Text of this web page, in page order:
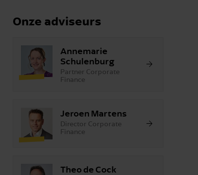
Onze adviseurs
Annemarie
Schulenburg
Partner Corporate
Finance
Jeroen Martens
Director Corporate
Finance
Theo de Cock